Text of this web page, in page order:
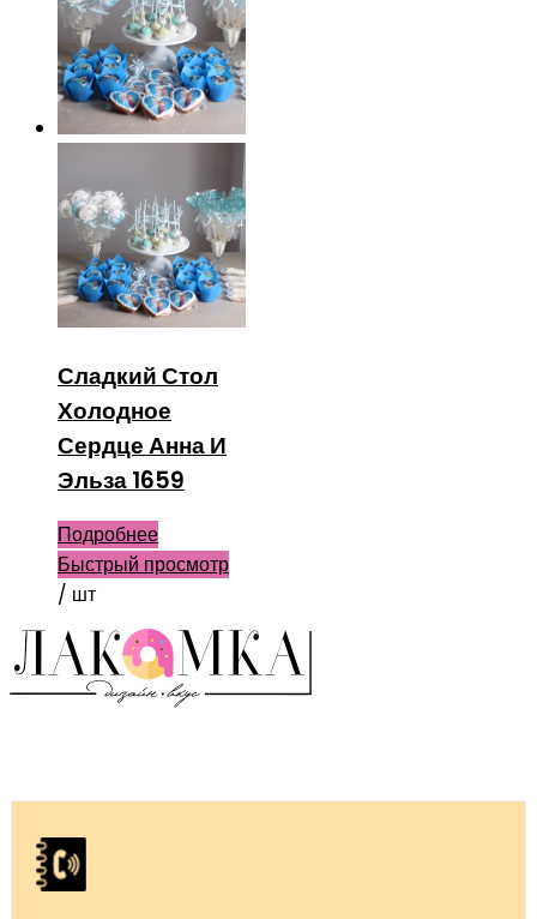
Сладкий Стол
Холодное
Сердце Анна И
Эльза 1659
Подробнее
Быстрый просмотр
/ шт